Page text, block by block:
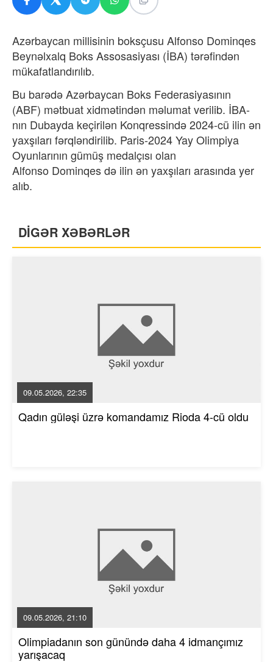
Azərbaycan millisinin boksçusu Alfonso Dominqes
Beynəlxalq Boks Assosasiyası (İBA) tərəfindən
mükafatlandırılıb.
Bu barədə Azərbaycan Boks Federasiyasının
(ABF) mətbuat xidmətindən məlumat verilib. İBA-
nın Dubayda keçirilən Konqressində 2024-cü ilin ən
yaxşıları fərqləndirilib. Paris-2024 Yay Olimpiya
Oyunlarının gümüş medalçısı olan
Alfonso Dominqes də ilin ən yaxşıları arasında yer
alıb.
DİGƏR XƏBƏRLƏR
09.05.2026, 22:35
Qadın güləşi üzrə komandamız Rioda 4-cü oldu
09.05.2026, 21:10
Olimpiadanın son günündə daha 4 idmançımız
yarışacaq